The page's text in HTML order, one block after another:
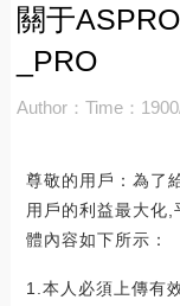
關于
_PRO
Author： Time：
尊敬的用戶：為了
用戶的利益最大化
體內容如下所示：
1.本人必須上傳有